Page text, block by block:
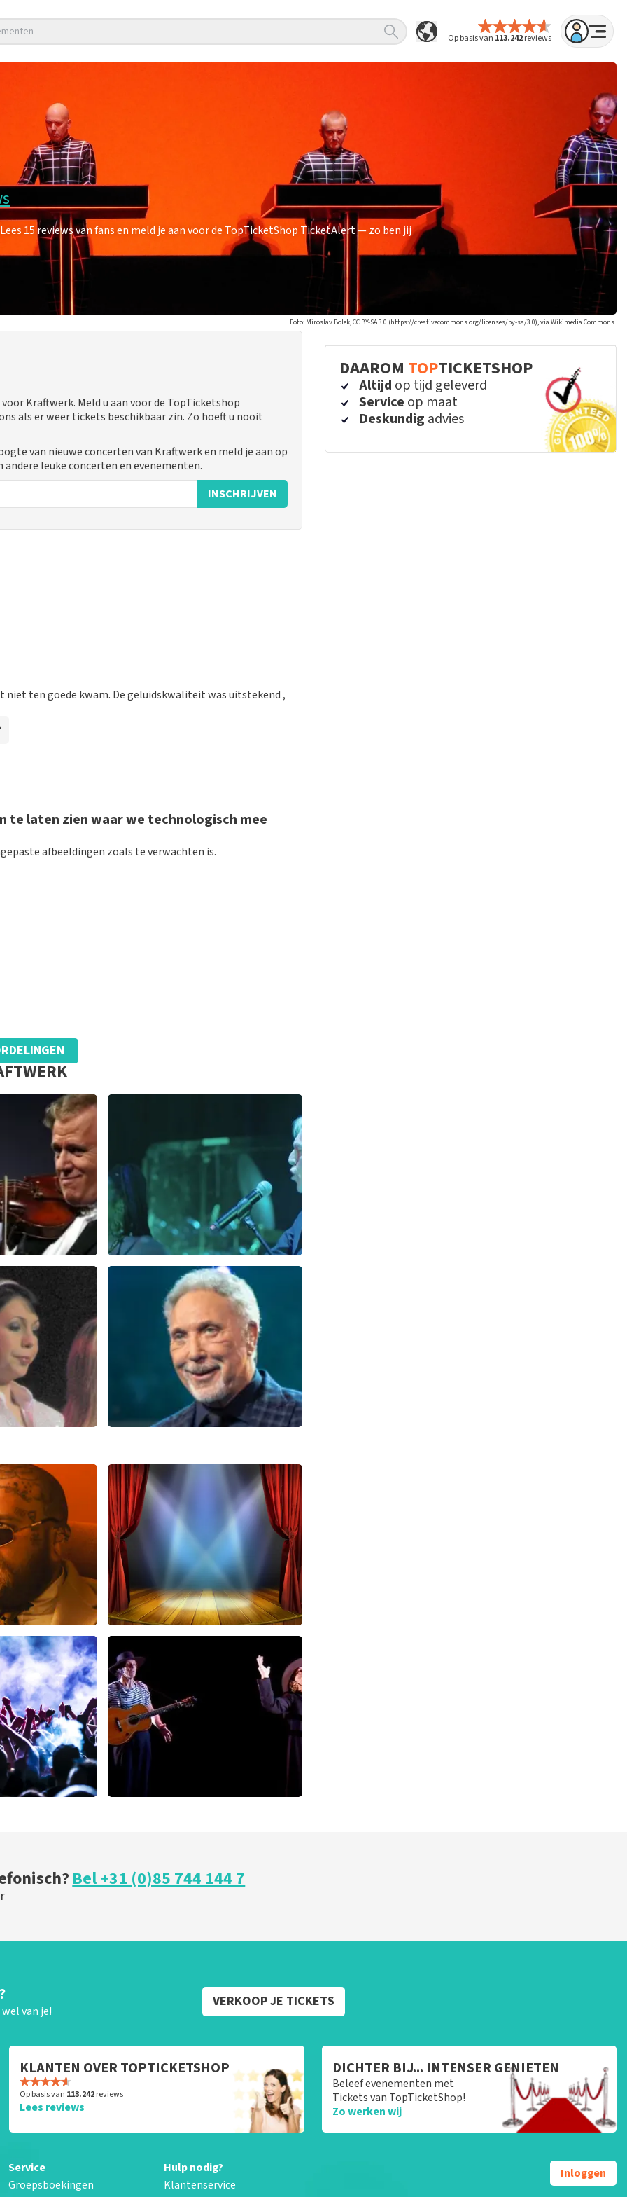
Op basis van 113.242reviews
15 reviews van fans en meld je aan voor de TopTicketShop TicketAlert — zo ben jij
Foto: Miroslav Bolek, CC BY-SA 3.0 (https://creativecommons.org/licenses/by-sa/3.0), via Wikimedia Commons
Kraftwerk. Meld u aan voor de TopTicketshop
als er weer tickets beschikbaar zin. Zo hoeft u nooit
van nieuwe concerten van Kraftwerk en meld je aan op
leuke concerten en evenementen.
INSCHRIJVEN
om een review achter te laten als je geen tickets
en/of onwaarheden worden niet geplaatst. Het kan enkele
ten goede kwam. De geluidskwaliteit was uitstekend ,
en correct geinformeerd over de verzending per mail.
te laten zien waar we technologisch mee
afbeeldingen zoals te verwachten is.
reviews
Pink Floyd Project
reviews
BEKIJKEN
reviews 286+reviews
BEKIJKEN
297
BESTEL NU
DAAROM TOPTICKETSHOP
Altijd op tijd geleverd
Service op maat
Deskundig advies
Bel +31 (0)85 744 144 7
van je!
VERKOOP JE TICKETS
KLANTEN OVER TOPTICKETSHOP
Op basis van 113.242reviews
Lees reviews
DICHTER BIJ... INTENSER GENIETEN
Beleef evenementen met
Tickets van TopTicketShop!
Zo werken wij
Service
Groepsboekingen
Hulp nodig?
Klantenservice
Inloggen